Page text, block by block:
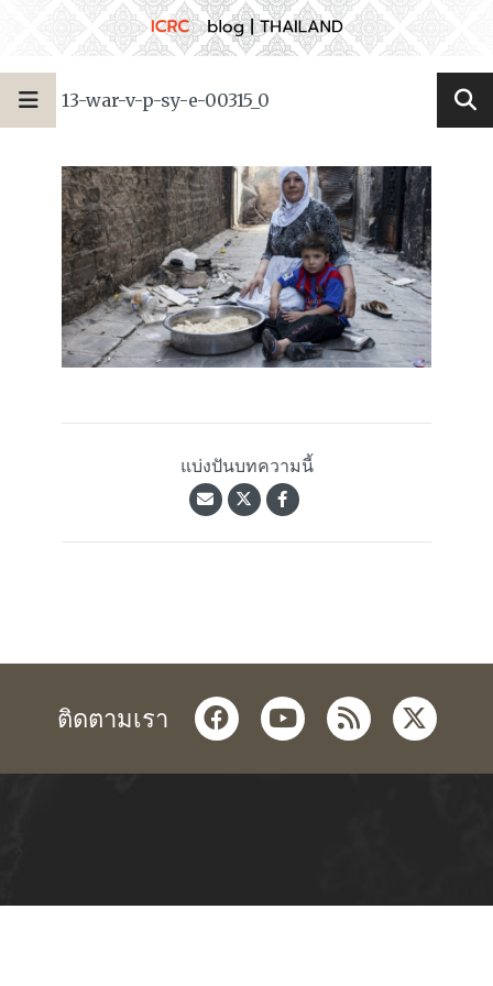
13-war-v-p-sy-e-00315_0
แบ่งปันบทความนี้
ติดตามเรา facebookyoutube
rss twitter